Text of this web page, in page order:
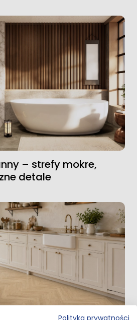
– strefy mokre,
detale
Polityka prywatności